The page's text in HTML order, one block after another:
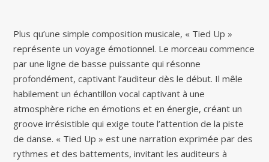
Plus qu’une simple composition musicale, « Tied Up »
représente un voyage émotionnel. Le morceau commence
par une ligne de basse puissante qui résonne
profondément, captivant l’auditeur dès le début. Il mêle
habilement un échantillon vocal captivant à une
atmosphère riche en émotions et en énergie, créant un
groove irrésistible qui exige toute l’attention de la piste
de danse. « Tied Up » est une narration exprimée par des
rythmes et des battements, invitant les auditeurs à